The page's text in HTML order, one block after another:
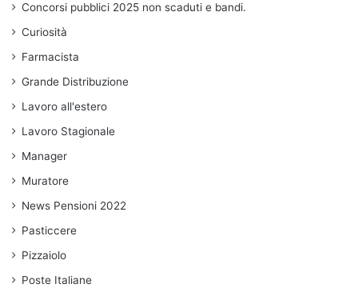
Concorsi pubblici 2025 non scaduti e bandi.
Curiosità
Farmacista
Grande Distribuzione
Lavoro all'estero
Lavoro Stagionale
Manager
Muratore
News Pensioni 2022
Pasticcere
Pizzaiolo
Poste Italiane